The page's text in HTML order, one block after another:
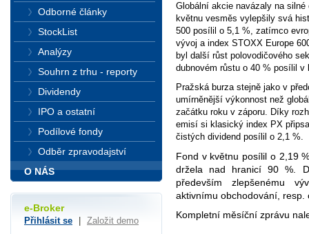
Globální akcie navázaly na
květnu vesměs vylepšily svá
500 posílil o 5,1 %, zatímco
vývoj a index STOXX Europe
byl další růst polovodičového
dubnovém růstu o 40 % posílil
Pražská burza stejně jako v
umírněnější výkonnost než
začátku roku v záporu. Díky
emisí si klasický index PX
čistých dividend posílil o 2,1 %.
Fond v květnu posílil o 2,19
držela nad hranicí 90 %.
především zlepšenému
aktivnímu obchodování,
Kompletní měsíční zprávu
Odborné články
StockList
Analýzy
Souhrn z trhu - reporty
Dividendy
IPO a ostatní
Podílové fondy
Odběr zpravodajství
O NÁS
e-Broker
Přihlásit se Založit demo